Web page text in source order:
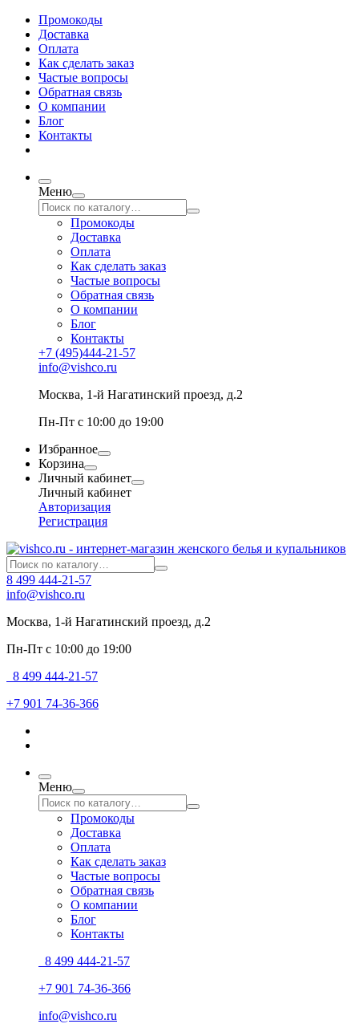
Промокоды
Доставка
Оплата
Как сделать заказ
Частые вопросы
Обратная связь
О компании
Блог
Контакты
Меню
Промокоды
Доставка
Оплата
Как сделать заказ
Частые вопросы
Обратная связь
О компании
Блог
Контакты
+7 (495)444-21-57
info@vishco.ru
Москва, 1-й Нагатинский проезд, д.2
Пн-Пт с 10:00 до 19:00
Избранное
Корзина
Личный кабинет
Личный кабинет
Авторизация
Регистрация
8 499 444-21-57
info@vishco.ru
Москва, 1-й Нагатинский проезд, д.2
Пн-Пт с 10:00 до 19:00
8 499 444-21-57
+7 901 74-36-366
Меню
Промокоды
Доставка
Оплата
Как сделать заказ
Частые вопросы
Обратная связь
О компании
Блог
Контакты
8 499 444-21-57
+7 901 74-36-366
info@vishco.ru